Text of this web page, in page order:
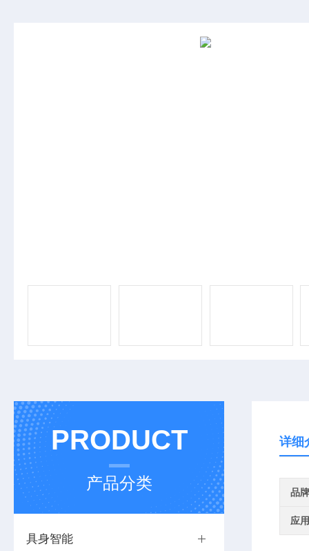
PRODUCT
产品分类
具身智能
详细
品牌
应